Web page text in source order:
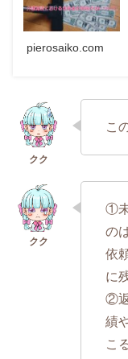
pierosaiko.com
こ
①
の
依
に
②
績
こ